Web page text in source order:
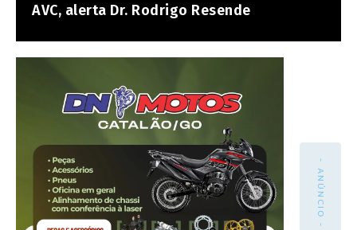
AVC, alerta Dr. Rodrigo Resende
- ANÚNCIO -